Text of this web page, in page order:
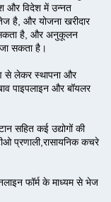
और विदेश में उन्नत
है, और योजना खरीदार
है, और अनुकूलन
सकता है।
से लेकर स्थापना और
पाइपलाइन और बॉयलर
सहित कई उद्योगों की
प्रणाली,रासायनिक कचरे
फॉर्म के माध्यम से भेज